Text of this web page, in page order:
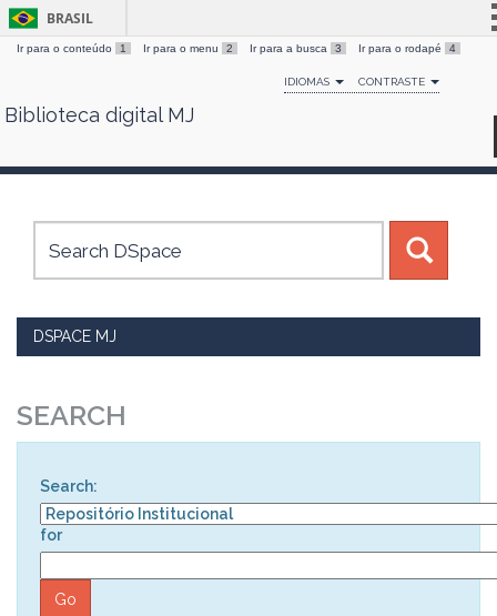
Skip
BRASIL
Simplifique!
Comunica BR
Canais
Ir para o conteúdo 1 Ir para o menu 2 Ir para a busca 3 Ir para o rodapé 4
IDIOMAS CONTRASTE
Biblioteca digital MJ
DSPACE MJ
SEARCH
Search:
for